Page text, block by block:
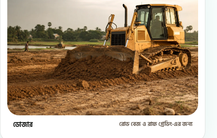
ডোজার রোড বেজ ও রাফ গ্রেডিং-এর জন্য